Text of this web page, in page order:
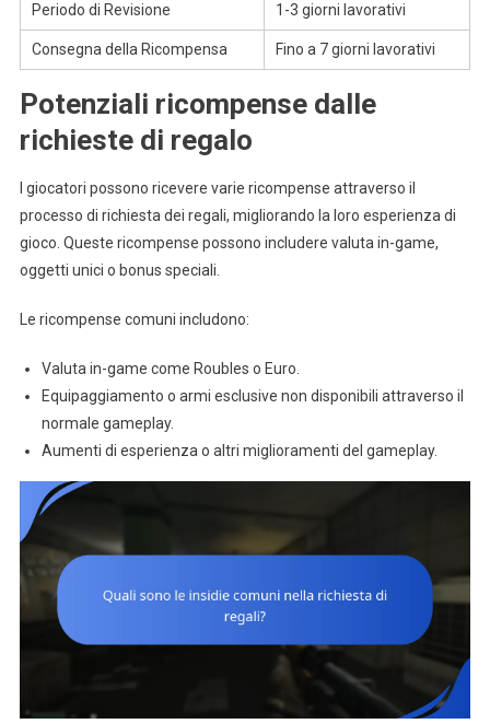
Periodo di Revisione 1-3 giorni lavorativi
Consegna della Ricompensa Fino a 7 giorni lavorativi
Potenziali ricompense dalle
richieste di regalo
I giocatori possono ricevere varie ricompense attraverso il
processo di richiesta dei regali, migliorando la loro esperienza di
gioco. Queste ricompense possono includere valuta in-game,
oggetti unici o bonus speciali.
Le ricompense comuni includono:
Valuta in-game come Roubles o Euro.
Equipaggiamento o armi esclusive non disponibili attraverso il
normale gameplay.
Aumenti di esperienza o altri miglioramenti del gameplay.